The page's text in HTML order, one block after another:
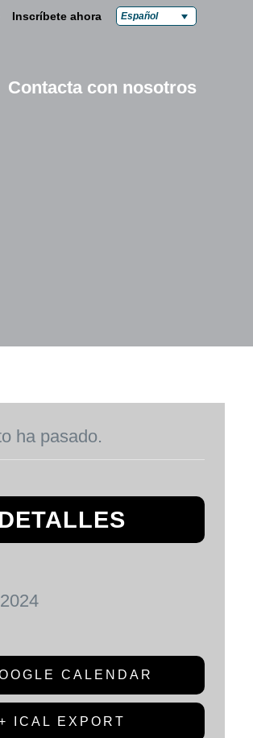
Inscríbete ahora Español
Contacta con nosotros
ha pasado.
DETALLES
CALENDAR
ICAL EXPORT